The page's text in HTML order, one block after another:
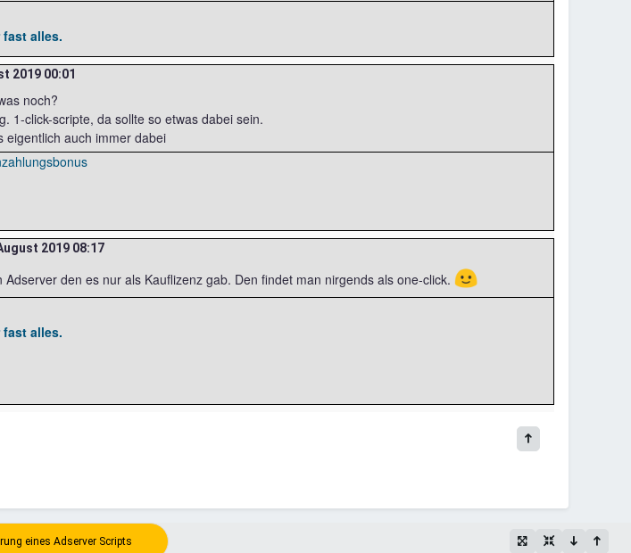
alles.
2019 00:01
noch?
1-click-scripte, da sollte so etwas dabei sein.
eigentlich auch immer dabei
2019 08:17
Adserver den es nur als Kauflizenz gab. Den findet man nirgends als one-click. 🙂
alles.
eines Adserver Scripts